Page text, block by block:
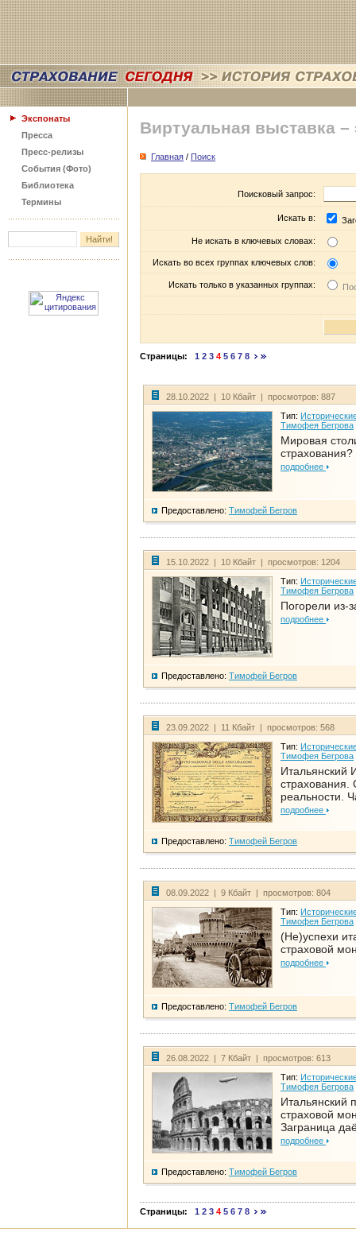
Экспонаты
Пресса
Пресс-релизы
События (Фото)
Библиотека
Термины
Виртуальная выставка –
Главная / Поиск
Поисковый запрос:
Искать в:
Не искать в ключевых словах:
Искать во всех группах ключевых слов:
Искать только в указанных группах:
Страницы: 1 2 3 4 5 6 7 8
28.10.2022 | 10 Кбайт | просмотров: 887
Тип:
Тимофея Бегрова
Мировая
страхования?
подробнее
Предоставлено: Тимофей Бегров
15.10.2022 | 10 Кбайт | просмотров: 1204
Тип:
Тимофея Бегрова
Погорели из-
подробнее
Предоставлено: Тимофей Бегров
23.09.2022 | 11 Кбайт | просмотров: 568
Тип:
Тимофея Бегрова
Итальянский
страхования.
реальности.
подробнее
Предоставлено: Тимофей Бегров
08.09.2022 | 9 Кбайт | просмотров: 804
Тип:
Тимофея Бегрова
(Не)успехи
страховой
подробнее
Предоставлено: Тимофей Бегров
26.08.2022 | 7 Кбайт | просмотров: 613
Тип:
Тимофея Бегрова
Итальянский
страховой
Заграница
подробнее
Предоставлено: Тимофей Бегров
Страницы: 1 2 3 4 5 6 7 8